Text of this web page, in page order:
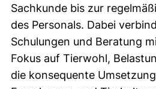
Sachkunde bis zur
des Personals. Dabei
Schulungen und Beratung
Fokus auf Tierwohl,
die konsequente